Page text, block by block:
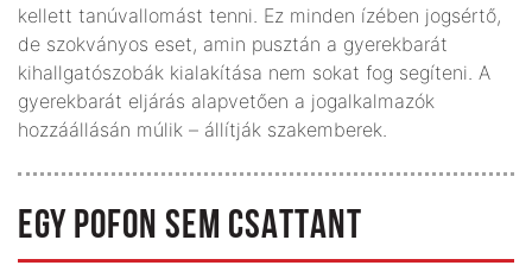
kellett tanúvallomást tenni. Ez minden ízében jogsértő,
de szokványos eset, amin pusztán a gyerekbarát
kihallgatószobák kialakítása nem sokat fog segíteni. A
gyerekbarát eljárás alapvetően a jogalkalmazók
hozzáállásán múlik – állítják szakemberek.
EGY POFON SEM CSATTANT